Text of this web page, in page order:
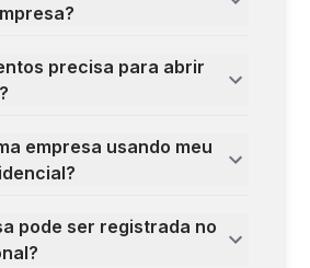
precisa para abrir
empresa usando meu
pode ser registrada no